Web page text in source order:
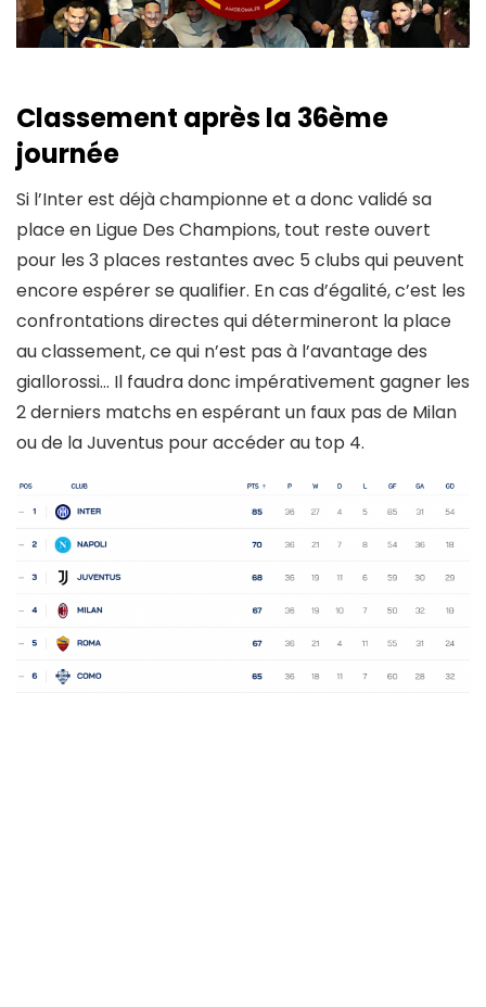
Classement après la 36ème
journée
Si l’Inter est déjà championne et a donc validé sa
place en Ligue Des Champions, tout reste ouvert
pour les 3 places restantes avec 5 clubs qui peuvent
encore espérer se qualifier. En cas d’égalité, c’est les
confrontations directes qui détermineront la place
au classement, ce qui n’est pas à l’avantage des
giallorossi… Il faudra donc impérativement gagner les
2 derniers matchs en espérant un faux pas de Milan
ou de la Juventus pour accéder au top 4.